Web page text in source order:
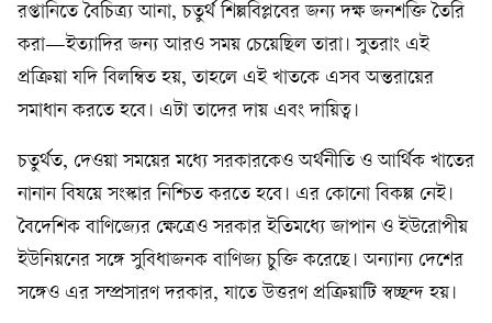
রপ্তানিতে বৈচিত্র‍্য আনা, চতুর্থ শিল্পবিপ্লবের জন‍্য দক্ষ জনশক্তি তৈরি
করা—ইত‍্যাদির জন‍্য আরও সময় চেয়েছিল তারা। সুতরাং এই
প্রক্রিয়া যদি বিলম্বিত হয়, তাহলে এই খাতকে এসব অন্তরায়ের
সমাধান করতে হবে। এটা তাদের দায় এবং দায়িত্ব।
চতুর্থত, দেওয়া সময়ের মধ‍্যে সরকারকেও অর্থনীতি ও আর্থিক খাতের
নানান বিষয়ে সংস্কার নিশ্চিত করতে হবে। এর কোনো বিকল্প নেই।
বৈদেশিক বাণিজ্যের ক্ষেত্রেও সরকার ইতিমধ‍্যে জাপান ও ইউরোপীয়
ইউনিয়নের সঙ্গে সুবিধাজনক বাণিজ‍্য চুক্তি করেছে। অন‍্যান‍্য দেশের
সঙ্গেও এর সম্প্রসারণ দরকার, যাতে উত্তরণ প্রক্রিয়াটি স্বচ্ছন্দ হয়।